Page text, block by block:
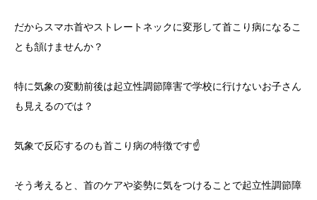
だからスマホ首やストレートネックに変形して首こり病になるこ
とも頷けませんか？
特に気象の変動前後は起立性調節障害で学校に行けないお子さん
も見えるのでは？
気象で反応するのも首こり病の特徴です☝️
そう考えると、首のケアや姿勢に気をつけることで起立性調節障